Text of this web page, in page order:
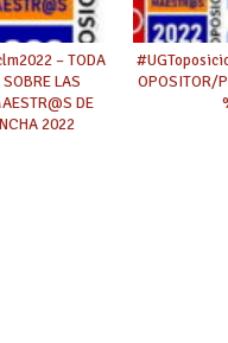
– TODA
LAS
DE
2022
OPOSITOR/